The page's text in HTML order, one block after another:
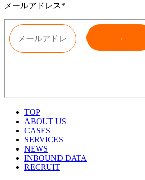
メールアドレス*
TOP
ABOUT US
CASES
SERVICES
NEWS
INBOUND DATA
RECRUIT